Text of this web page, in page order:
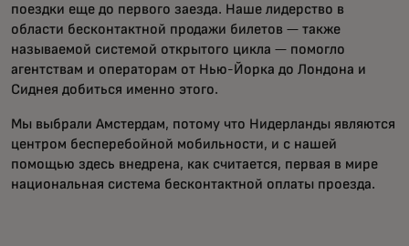
поездки еще до первого заезда. Наше лидерство в
области бесконтактной продажи билетов — также
называемой системой открытого цикла — помогло
агентствам и операторам от Нью-Йорка до Лондона и
Сиднея добиться именно этого.
Мы выбрали Амстердам, потому что Нидерланды являются
центром бесперебойной мобильности, и с нашей
помощью здесь внедрена, как считается, первая в мире
национальная система бесконтактной оплаты проезда.